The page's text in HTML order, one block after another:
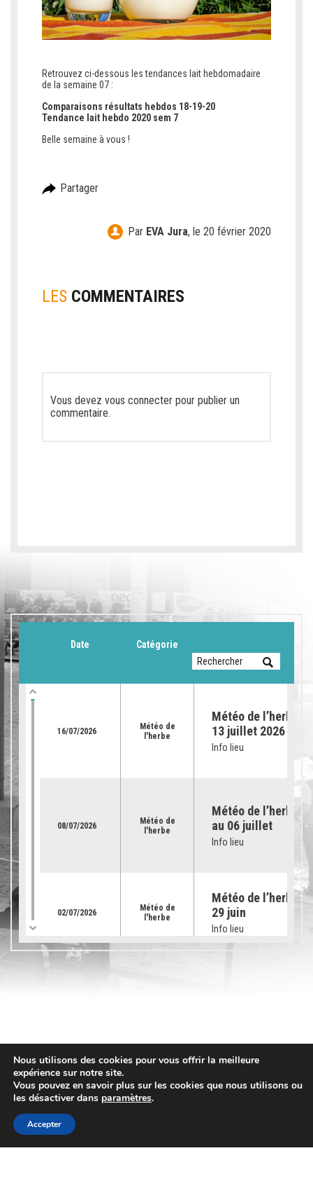
Retrouvez ci-dessous les tendances lait hebdomadaire
de la semaine 07 :
Comparaisons résultats hebdos 18-19-20
Tendance lait hebdo 2020 sem 7
Belle semaine à vous !
Partager
Par EVA Jura, le 20 février 2020
LES COMMENTAIRES
Vous devez vous connecter pour publier un
commentaire.
Date Catégorie
16/07/2026
Météo de
l'herbe
Météo de l’herbe
13 juillet 2026
Info lieu
08/07/2026
Météo de
l'herbe
Météo de l’herbe –
au 06 juillet
Info lieu
02/07/2026
Météo de
l'herbe
Météo de l’herbe –
29 juin
Info lieu
18/06/2026
Météo de
Météo de l’herbe –
Info lieu
11/06/2026
08 juin
Nous utilisons des cookies pour vous offrir la meilleure
expérience sur notre site.
Vous pouvez en savoir plus sur les cookies que nous utilisons ou
les désactiver dans paramètres.
Accepter